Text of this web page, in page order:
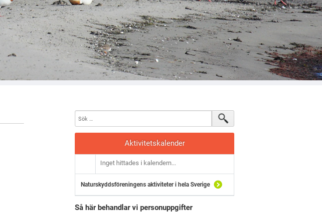
Aktivitetskalender
Inget hittades i kalendern...
Naturskyddsföreningens aktiviteter i hela Sverige
Så här behandlar vi personuppgifter